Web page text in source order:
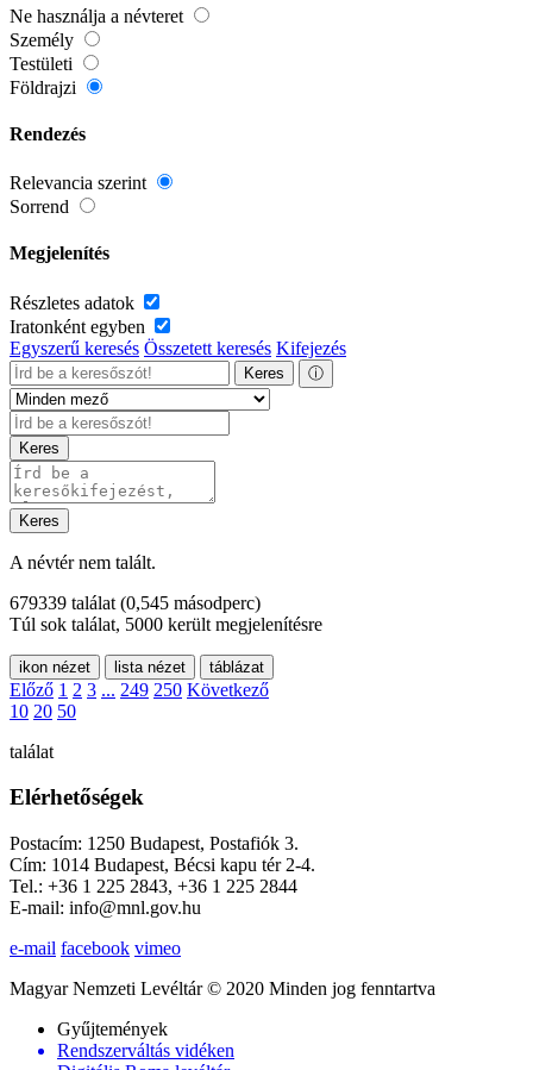
Ne használja a névteret
Személy
Testületi
Földrajzi
Rendezés
Relevancia szerint
Sorrend
Megjelenítés
Részletes adatok
Iratonként egyben
Egyszerű keresés Összetett keresés Kifejezés
Keres ⓘ
Keres
Keres
A névtér nem talált.
679339 találat (0,545 másodperc)
Túl sok találat, 5000 került megjelenítésre
ikon nézet lista nézet táblázat
Előző 1 2 3 ... 249 250 Következő
10 20 50
találat
Elérhetőségek
Postacím: 1250 Budapest, Postafiók 3.
Cím: 1014 Budapest, Bécsi kapu tér 2-4.
Tel.: +36 1 225 2843, +36 1 225 2844
E-mail: info@mnl.gov.hu
e-mail facebook vimeo
Magyar Nemzeti Levéltár © 2020 Minden jog fenntartva
Gyűjtemények
Rendszerváltás vidéken